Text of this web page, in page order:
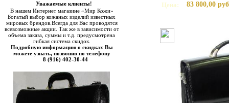
Уважаемые клиенты!
В нашем Интернет магазине «Мир Кожи»
Богатый выбор кожаных изделий известных
мировых брендов.Всегда для Вас проводятся
всевозможные акции. Так же в зависимости от
объема заказа, суммы и т.д. предусмотрена
гибкая система скидок.
Подробную информацию о скидках Вы
можете узнать, позвонив по телефону
8 (916) 402-30-44
Цена:
83 800,00